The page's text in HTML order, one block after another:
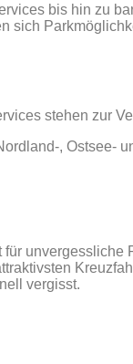
bis hin zu
sich
stehen zur
, Ostsee-
unvergessliche
vergisst.